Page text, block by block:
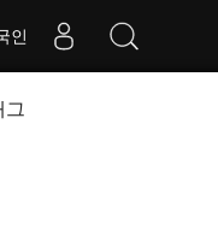
인
그